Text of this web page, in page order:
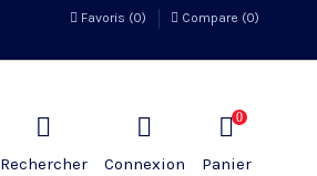
Favoris (0) Compare (0)
Rechercher Connexion
0
Panier